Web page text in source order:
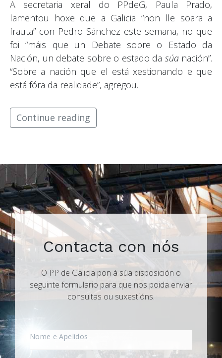
A secretaria xeral do PPdeG, Paula Prado,
lamentou hoxe que a Galicia “non lle soara a
frauta” con Pedro Sánchez este semana, no que
foi “máis que un Debate sobre o Estado da
Nación, un debate sobre o estado da súanación”.
“Sobre a nación que el está xestionando e que
está fóra da realidade”, agregou.
Continue reading
Contacta con nós
O PP de Galicia pon á súa disposición o
seguinte formulario para que nos poida enviar
consultas ou suxestións.